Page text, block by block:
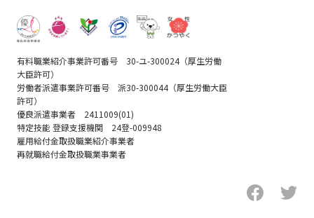
有料職業紹介事業許可番号 30-ユ-300024（厚生労働
大臣許可）
労働者派遣事業許可番号 派30-300044（厚生労働大臣
許可）
優良派遣事業者 2411009(01)
特定技能 登録支援機関 24登-009948
雇用給付金取扱職業紹介事業者
再就職給付金取扱職業事業者